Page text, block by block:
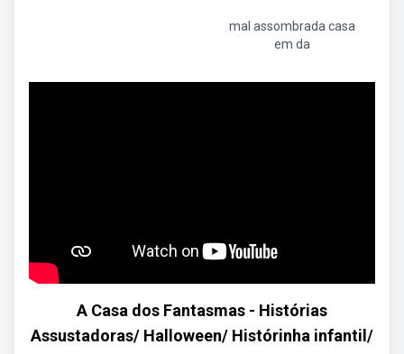
mal assombrada casa
em da
A Casa dos Fantasmas - Histórias
Assustadoras/ Halloween/ Histórinha infantil/